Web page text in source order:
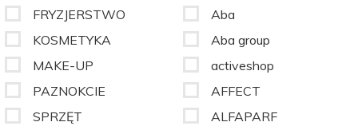
FRYZJERSTWO
KOSMETYKA
MAKE-UP
PAZNOKCIE
SPRZĘT
Aba
Aba group
activeshop
AFFECT
ALFAPARF